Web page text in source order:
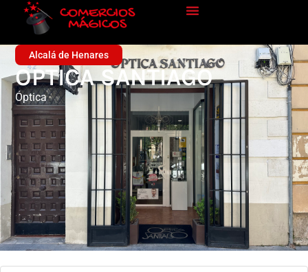
Alcalá de Henares
OPTICA SANTIAGO
Óptica